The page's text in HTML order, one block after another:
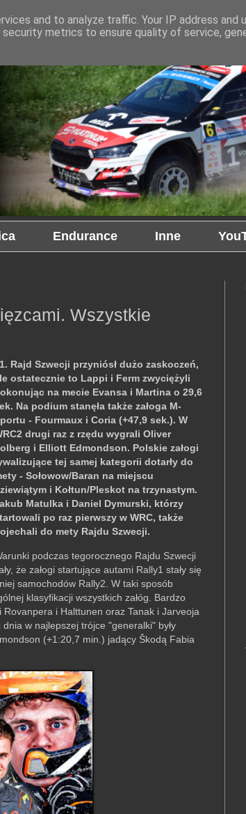
Endurance Inne
Wszystkie
Rajd Szwecji przyniósł dużo zaskoczeń,
ostatecznie to Lappi i Ferm zwyciężyli
na mecie Evansa i Martina o 29,6
Na podium stanęła także załoga M-
- Fourmaux i Coria (+47,9 sek.). W
drugi raz z rzędu wygrali Oliver
i Elliott Edmondson. Polskie załogi
tej samej kategorii dotarły do
- Sołowow/Baran na miejscu
i Kołtun/Pleskot na trzynastym.
Matulka i Daniel Dymurski, którzy
po raz pierwszy w WRC, także
do mety Rajdu Szwecji.
podczas tegorocznego Rajdu Szwecji
że załogi startujące autami Rally1 stały się
samochodów Rally2. W taki sposób
klasyfikacji wszystkich załóg. Bardzo
Rovanpera i Halttunen oraz Tanak i Jarveoja
w najlepszej trójce "generalki" były
(+1:20,7 min.) jadący Škodą Fabia
and to analyze traffic. Your IP address and
metrics to ensure quality of service,